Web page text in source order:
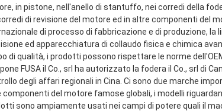
in pistone, nell'anello di stantuffo, nei corredi della
di revisione del motore ed in altre componenti del
di processo di fabbricazione e di produzione,
ed apparecchiatura di collaudo fisica e chimica
di qualità, i prodotti possono rispettare le norme
FUSA il Co., srl ha autorizzato la fodera il Co., srl di
degli affari regionali in Cina. Ci sono due marche
componenti del motore famose globali, i modelli
sono ampiamente usati nei campi di potere quali il